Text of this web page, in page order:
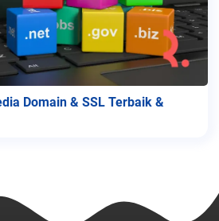
Domain & SSL Terbaik &